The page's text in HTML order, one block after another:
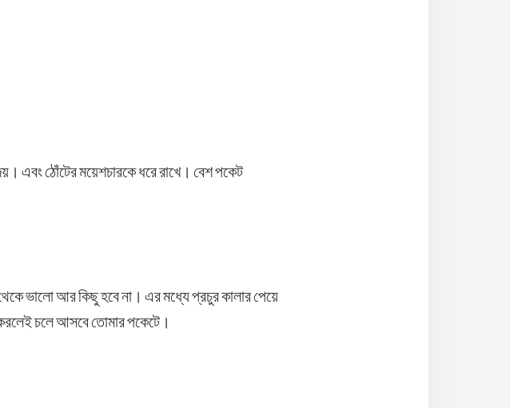
এবং ঠোঁটের ময়েশচারকে ধরে রাখে। বেশ পকেট
ভালো আর কিছু হবে না। এর মধ্যে প্রচুর কালার পেয়ে
চলে আসবে তোমার পকেটে।